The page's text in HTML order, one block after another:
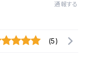
通報する
(5)